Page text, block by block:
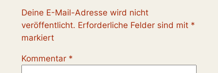
Deine E-Mail-Adresse wird nicht
veröffentlicht. Erforderliche Felder sind mit *
markiert
Kommentar *